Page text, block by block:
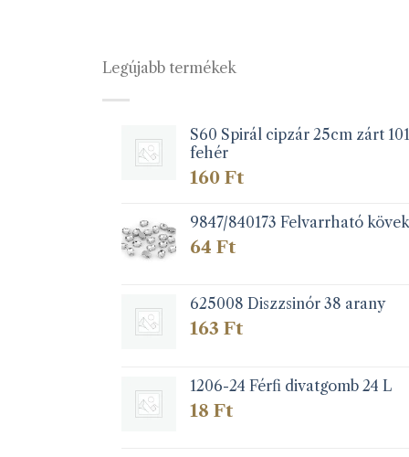
Legújabb termékek
S60 Spirál cipzár 25cm zárt 101
fehér
160 Ft
9847/840173 Felvarrható kövek
64 Ft
625008 Diszzsinór 38 arany
163 Ft
1206-24 Férfi divatgomb 24 L
18 Ft